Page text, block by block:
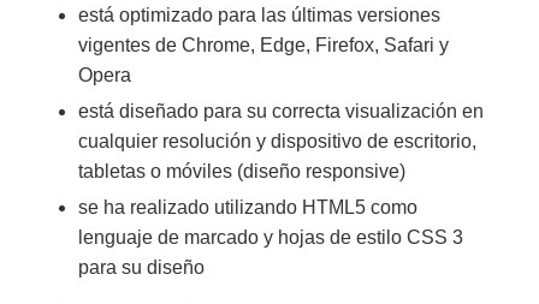
está optimizado para las últimas versiones
vigentes de Chrome, Edge, Firefox, Safari y
Opera
está diseñado para su correcta visualización en
cualquier resolución y dispositivo de escritorio,
tabletas o móviles (diseño responsive)
se ha realizado utilizando HTML5 como
lenguaje de marcado y hojas de estilo CSS 3
para su diseño